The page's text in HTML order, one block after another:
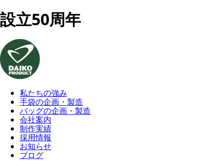
設立50周年
私たちの強み
手袋の企画・製造
バッグの企画・製造
会社案内
制作実績
採用情報
お知らせ
ブログ